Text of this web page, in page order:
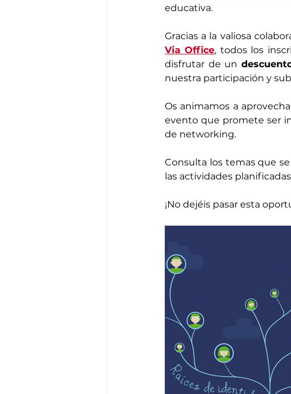
educativa.
Gracias a la valiosa
Via Office, todos los
disfrutar de un
nuestra participación y
Os animamos a
evento que promete ser
de networking.
Consulta los temas que
las actividades planificadas
¡No dejéis pasar esta